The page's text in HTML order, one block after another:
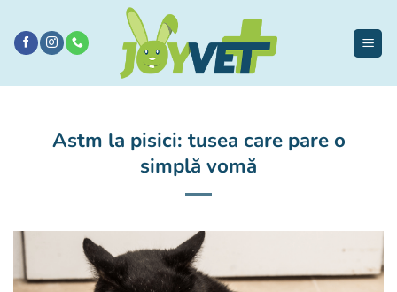
conținut
Astm la pisici: tusea care pare o
simplă vomă